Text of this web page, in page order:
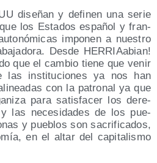
dise­ñan y defi­nen una serie
los Esta­dos espa­ñol y fran­
impo­nen a nues­tro
Des­de HERRIAa­bian!
que el cam­bio tie­ne que venir
las ins­ti­tu­cio­nes ya nos han
con la patro­nal ya que
para satis­fa­cer los dere­
las nece­si­da­des de los pue­
y pue­blos son sacri­fi­ca­dos,
en el altar del capi­ta­lis­mo